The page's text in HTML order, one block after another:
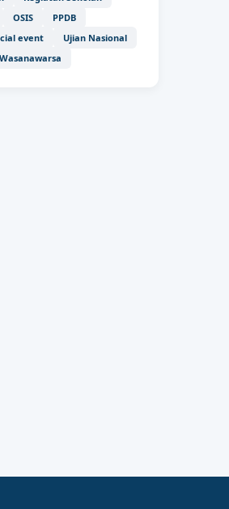
OSIS
PPDB
event
Ujian Nasional
Wasanawarsa